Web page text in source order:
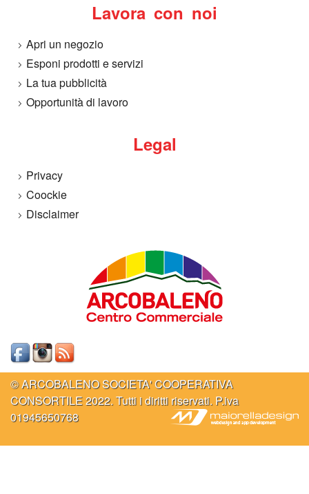
Lavora con noi
Apri un negozio
Esponi prodotti e servizi
La tua pubblicità
Opportunità di lavoro
Legal
Privacy
Coockie
Disclaimer
© ARCOBALENO SOCIETA' COOPERATIVA
CONSORTILE 2022. Tutti i diritti riservati. P.iva
01945650768